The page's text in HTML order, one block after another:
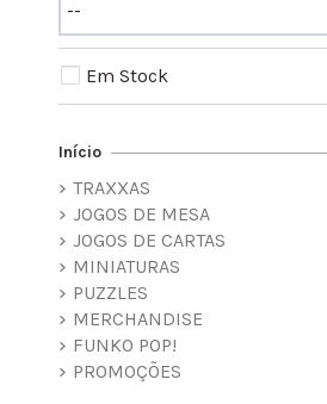
Em Stock
Início
TRAXXAS
JOGOS DE MESA
JOGOS DE CARTAS
MINIATURAS
PUZZLES
MERCHANDISE
FUNKO POP!
PROMOÇÕES